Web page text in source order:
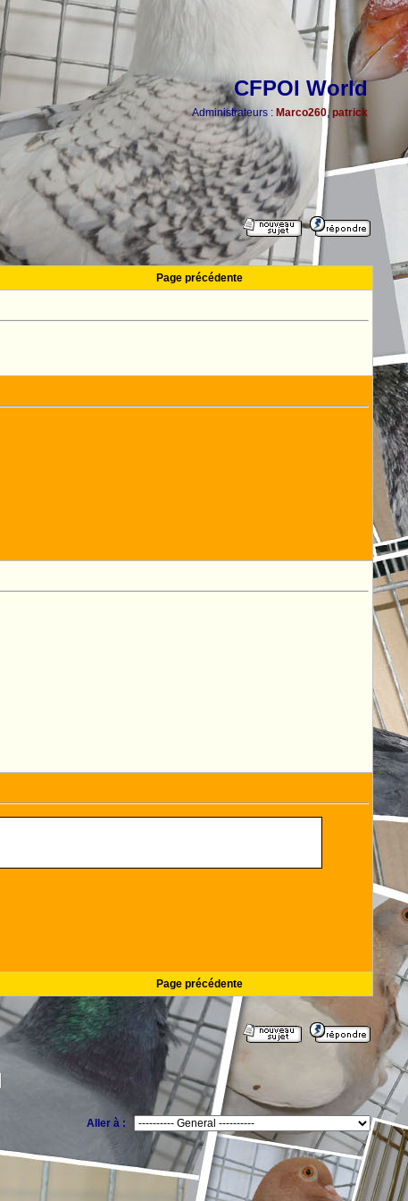
CFPOI World
Administrateurs : Marco260, patrick
Page précédente
Page précédente
Aller à :